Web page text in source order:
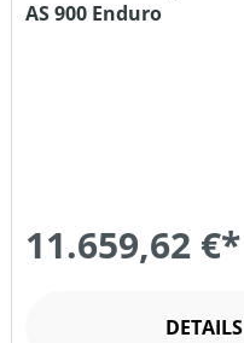
AS 900 Enduro
11.659,62 €*
DETAILS